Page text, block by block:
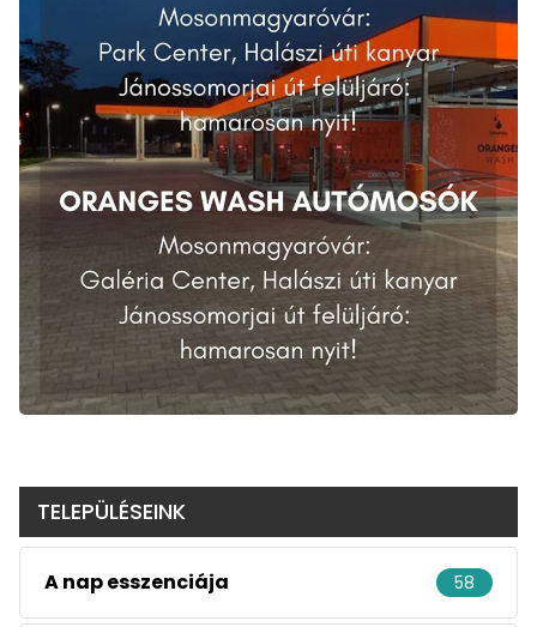
TELEPÜLÉSEINK
A nap esszenciája 58